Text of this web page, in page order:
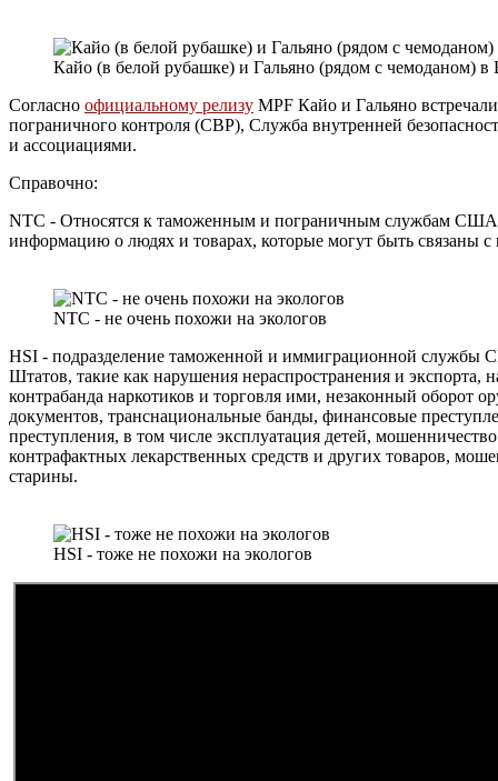
Кайо (в белой рубашке) и Гальяно (рядом с чемоданом) в
Согласно официальному релизу MPF Кайо и Гальяно
пограничного контроля (CBP), Служба внутренней
и ассоциациями.
Справочно:
NTC - Относятся к таможенным и пограничным службам США
информацию о людях и товарах, которые могут быть связаны
NTC - не очень похожи на экологов
HSI - подразделение таможенной и иммиграционной службы
Штатов, такие как нарушения нераспространения и экспорта,
контрабанда наркотиков и торговля ими, незаконный
документов, транснациональные банды, финансовые
преступления, в том числе эксплуатация детей,
контрафактных лекарственных средств и других товаров,
старины.
HSI - тоже не похожи на экологов